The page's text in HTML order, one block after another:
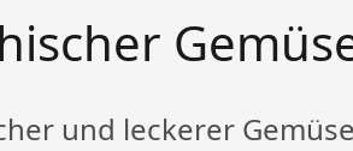
und leckerer